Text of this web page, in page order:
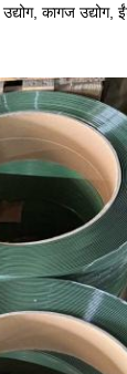
कागज